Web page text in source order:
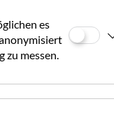
alle/22244-uep-
es
zu messen.